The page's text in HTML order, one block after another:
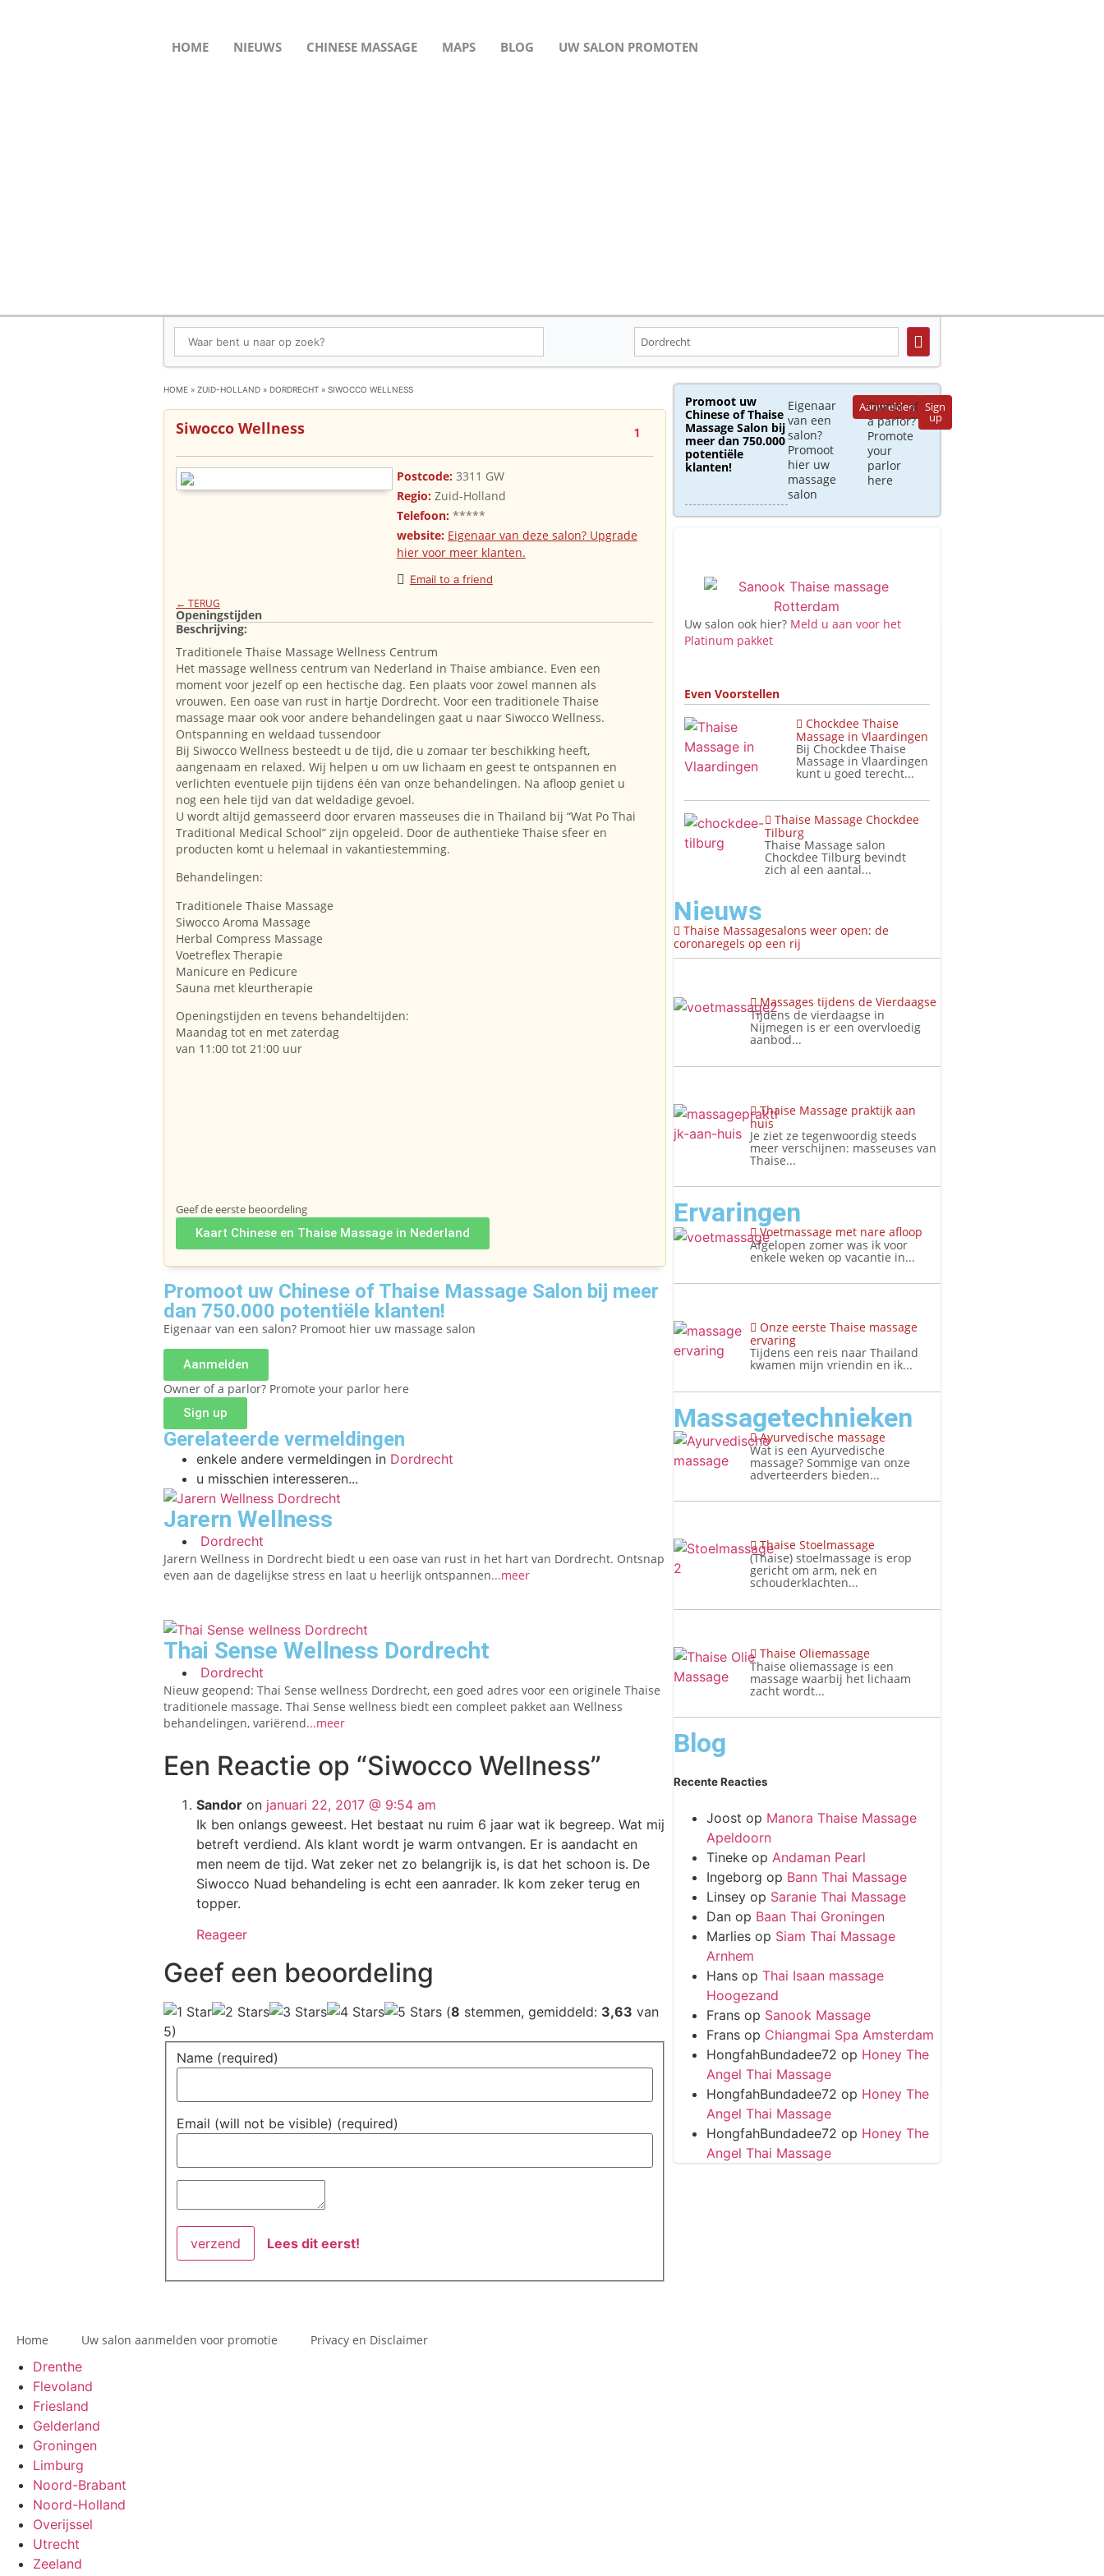
HOME NIEUWS CHINESE MASSAGE MAPS BLOG UW SALON PROMOTEN
HOME » ZUID-HOLLAND » DORDRECHT » SIWOCCO WELLNESS
Siwocco Wellness 1
Postcode: 3311 GW
Regio: Zuid-Holland
Telefoon:*****
website: Eigenaar van deze salon? Upgrade
hier voor meer klanten.
Email to a friend
← TERUG
Openingstijden
Beschrijving:
Traditionele Thaise Massage Wellness Centrum
Het massage wellness centrum van Nederland in Thaise ambiance. Even een
moment voor jezelf op een hectische dag. Een plaats voor zowel mannen als
vrouwen. Een oase van rust in hartje Dordrecht. Voor een traditionele Thaise
massage maar ook voor andere behandelingen gaat u naar Siwocco Wellness.
Ontspanning en weldaad tussendoor
Bij Siwocco Wellness besteedt u de tijd, die u zomaar ter beschikking heeft,
aangenaam en relaxed. Wij helpen u om uw lichaam en geest te ontspannen en
verlichten eventuele pijn tijdens één van onze behandelingen. Na afloop geniet u
nog een hele tijd van dat weldadige gevoel.
U wordt altijd gemasseerd door ervaren masseuses die in Thailand bij “Wat Po Thai
Traditional Medical School” zijn opgeleid. Door de authentieke Thaise sfeer en
producten komt u helemaal in vakantiestemming.
Behandelingen:
Traditionele Thaise Massage
Siwocco Aroma Massage
Herbal Compress Massage
Voetreflex Therapie
Manicure en Pedicure
Sauna met kleurtherapie
Openingstijden en tevens behandeltijden:
Maandag tot en met zaterdag
van 11:00 tot 21:00 uur
Geef de eerste beoordeling
Kaart Chinese en Thaise Massage in Nederland
Promoot uw Chinese of Thaise Massage Salon bij meer
dan 750.000 potentiële klanten!
Eigenaar van een salon? Promoot hier uw massage salon
Aanmelden
Owner of a parlor? Promote your parlor here
Sign up
Gerelateerde vermeldingen
enkele andere vermeldingen in Dordrecht
u misschien interesseren...
Jarern Wellness
Dordrecht
Jarern Wellness in Dordrecht biedt u een oase van rust in het hart van Dordrecht. Ontsnap
even aan de dagelijkse stress en laat u heerlijk ontspannen...meer
Thai Sense Wellness Dordrecht
Dordrecht
Nieuw geopend: Thai Sense wellness Dordrecht, een goed adres voor een originele Thaise
traditionele massage. Thai Sense wellness biedt een compleet pakket aan Wellness
behandelingen, variërend...meer
Een Reactie op “Siwocco Wellness”
Sandor on januari 22, 2017 @ 9:54 am
Ik ben onlangs geweest. Het bestaat nu ruim 6 jaar wat ik begreep. Wat mij
betreft verdiend. Als klant wordt je warm ontvangen. Er is aandacht en
men neem de tijd. Wat zeker net zo belangrijk is, is dat het schoon is. De
Siwocco Nuad behandeling is echt een aanrader. Ik kom zeker terug en
topper.
Reageer
Geef een beoordeling
(8 stemmen, gemiddeld: 3,63 van
5)
Name (required)
Email (will not be visible) (required)
Lees dit eerst!
Promoot uw
Chinese of Thaise
Massage Salon bij
meer dan 750.000
potentiële
klanten!
Eigenaar
van een
salon?
Promoot
hier uw
massage
salon
Aanmelden
Owner of
a parlor?
Promote
your
parlor
here
Sign
up
Uw salon ook hier? Meld u aan voor het
Platinum pakket
Even Voorstellen
Chockdee Thaise
Massage in Vlaardingen
Bij Chockdee Thaise
Massage in Vlaardingen
kunt u goed terecht...
Thaise Massage Chockdee
Tilburg
Thaise Massage salon
Chockdee Tilburg bevindt
zich al een aantal...
Nieuws
Thaise Massagesalons weer open: de
coronaregels op een rij
Massages tijdens de Vierdaagse
Tijdens de vierdaagse in
Nijmegen is er een overvloedig
aanbod...
Thaise Massage praktijk aan
huis
Je ziet ze tegenwoordig steeds
meer verschijnen: masseuses van
Thaise...
Ervaringen
Voetmassage met nare afloop
Afgelopen zomer was ik voor
enkele weken op vacantie in...
Onze eerste Thaise massage
ervaring
Tijdens een reis naar Thailand
kwamen mijn vriendin en ik...
Massagetechnieken
Ayurvedische massage
Wat is een Ayurvedische
massage? Sommige van onze
adverteerders bieden...
Thaise Stoelmassage
(Thaise) stoelmassage is erop
gericht om arm, nek en
schouderklachten...
Thaise Oliemassage
Thaise oliemassage is een
massage waarbij het lichaam
zacht wordt...
Blog
Recente Reacties
Joost op Manora Thaise Massage
Apeldoorn
Tinekeop Andaman Pearl
Ingeborg op Bann Thai Massage
Linseyop Saranie Thai Massage
Danop Baan Thai Groningen
Marliesop Siam Thai Massage
Arnhem
Hansop Thai Isaan massage
Hoogezand
Fransop Sanook Massage
Fransop Chiangmai Spa Amsterdam
HongfahBundadee72 op Honey The
Angel Thai Massage
HongfahBundadee72 op Honey The
Angel Thai Massage
HongfahBundadee72 op Honey The
Angel Thai Massage
Home Uw salon aanmelden voor promotie Privacy en Disclaimer
Drenthe
Flevoland
Friesland
Gelderland
Groningen
Limburg
Noord-Brabant
Noord-Holland
Overijssel
Utrecht
Zeeland